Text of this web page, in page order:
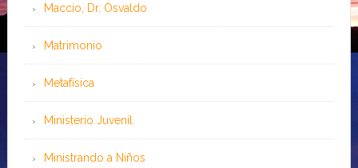
Maccio, Dr. Osvaldo
Matrimonio
Metafísica
Ministerio Juvenil
Ministrando a Niños